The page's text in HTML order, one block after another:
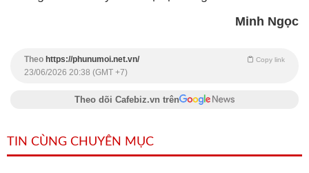
Minh Ngọc
Theo https://phunumoi.net.vn/ Copy link
23/06/2026 20:38 (GMT +7)
Theo dõi Cafebiz.vn trên
TIN CÙNG CHUYÊN MỤC